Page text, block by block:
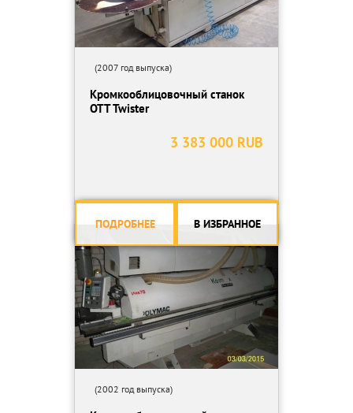
(2007 год выпуска)
Кромкооблицовочный станок
OTT Twister
3 383 000 RUB
ПОДРОБНЕЕ В ИЗБРАННОЕ
(2002 год выпуска)